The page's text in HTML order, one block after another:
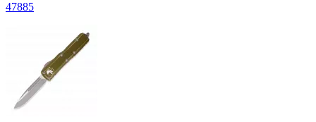
47885